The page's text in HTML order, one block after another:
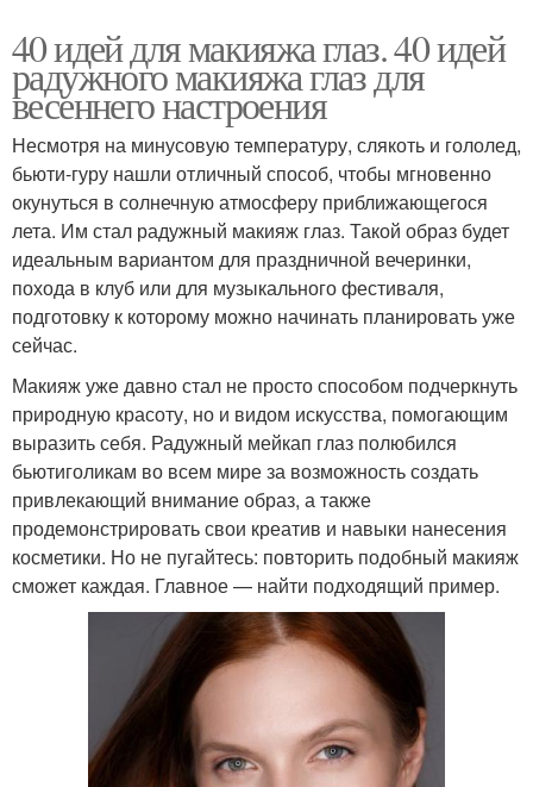
40 идей для макияжа глаз. 40 идей
радужного макияжа глаз для
весеннего настроения
Несмотря на минусовую температуру, слякоть и гололед,
бьюти-гуру нашли отличный способ, чтобы мгновенно
окунуться в солнечную атмосферу приближающегося
лета. Им стал радужный макияж глаз. Такой образ будет
идеальным вариантом для праздничной вечеринки,
похода в клуб или для музыкального фестиваля,
подготовку к которому можно начинать планировать уже
сейчас.
Макияж уже давно стал не просто способом подчеркнуть
природную красоту, но и видом искусства, помогающим
выразить себя. Радужный мейкап глаз полюбился
бьютиголикам во всем мире за возможность создать
привлекающий внимание образ, а также
продемонстрировать свои креатив и навыки нанесения
косметики. Но не пугайтесь: повторить подобный макияж
сможет каждая. Главное — найти подходящий пример.